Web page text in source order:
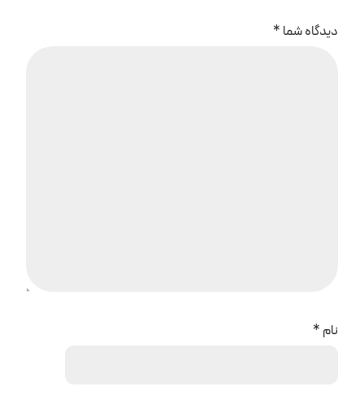
دیدگاه شما *
نام *